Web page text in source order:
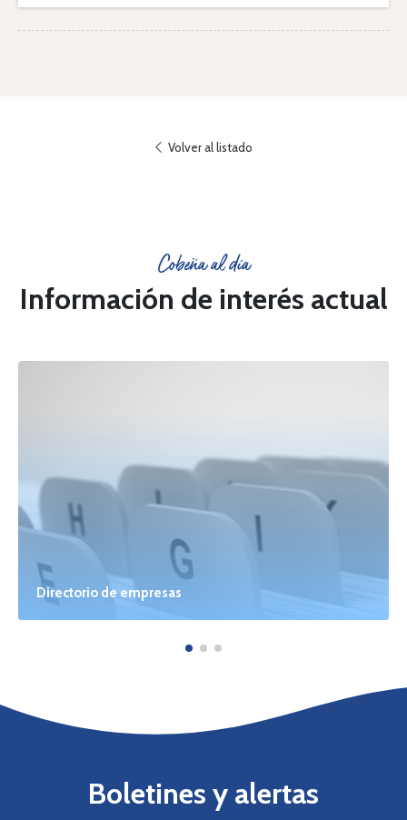
Volver al listado
Cobeña al día
Información de interés actual
Directorio de empresas
Boletines y alertas